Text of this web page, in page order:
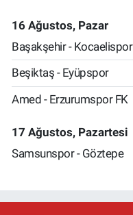
16 Ağustos, Pazar
Başakşehir - Kocaelispor
Beşiktaş - Eyüpspor
Amed - Erzurumspor FK
17 Ağustos, Pazartesi
Samsunspor - Göztepe